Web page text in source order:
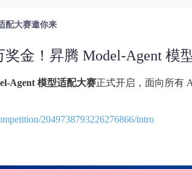
配大赛邀你来
奖金！昇腾 Model‑Agent 模
Agent 模型适配大赛正式开启，面向所有
2049738793226276866/intro